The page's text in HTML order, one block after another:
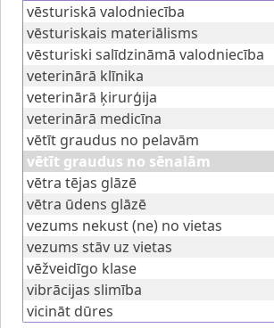
vēsturiskā valodniecība
vēsturiskais materiālisms
vēsturiski salīdzināmā valodniecība
veterinārā klīnika
veterinārā ķirurģija
veterinārā medicīna
vētīt graudus no pelavām
vētīt graudus no sēnalām
vētra tējas glāzē
vētra ūdens glāzē
vezums nekust (ne) no vietas
vezums stāv uz vietas
vēžveidīgo klase
vibrācijas slimība
vicināt dūres